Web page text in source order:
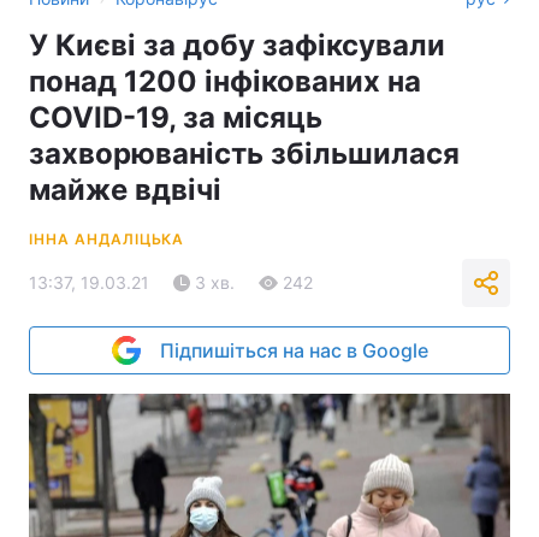
У Києві за добу зафіксували
понад 1200 інфікованих на
COVID-19, за місяць
захворюваність збільшилася
майже вдвічі
ІННА АНДАЛІЦЬКА
13:37, 19.03.21 3 хв. 242
Підпишіться на нас в Google